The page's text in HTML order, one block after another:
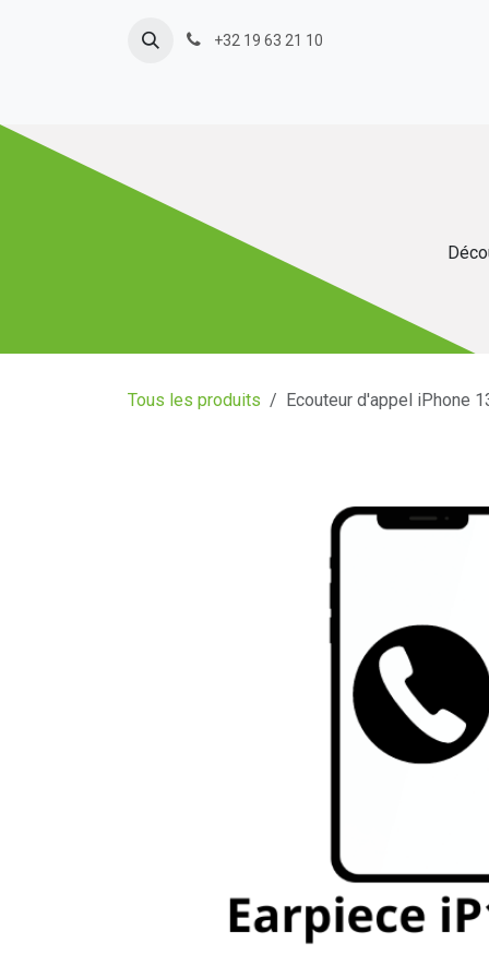
+32 19 63 21 10
Tous les produits Ecouteur d'appel iPhone